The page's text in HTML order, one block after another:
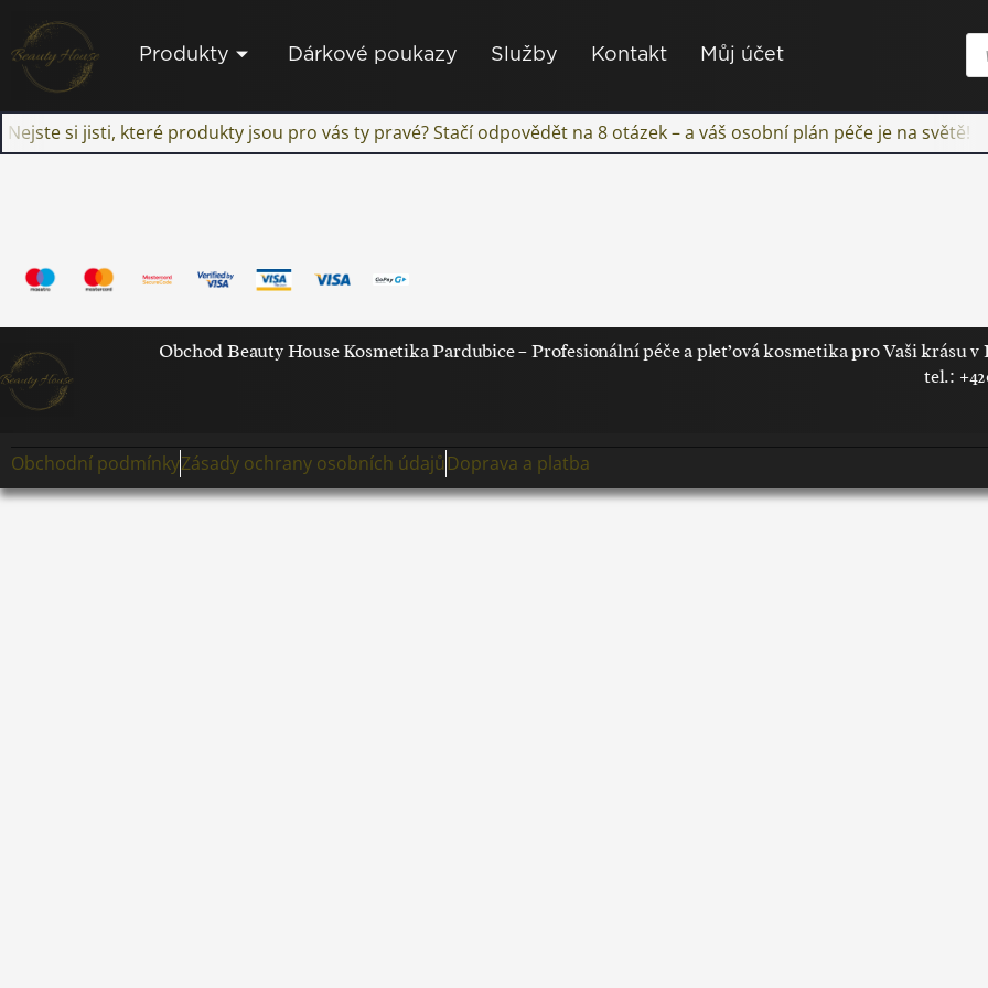
obsah
Produkty Dárkové poukazy Služby Kontakt Můj účet
Nejste si jisti, které produkty jsou pro vás ty pravé? Stačí odpovědět na 8 otázek – a váš osobní plán péče je na světě!
Obchod Beauty House Kosmetika Pardubice – Profesionální péče a pleťová kosmetika pro Vaši krásu
tel.:
Obchodní podmínkyZásady ochrany osobních údajů Doprava a platba